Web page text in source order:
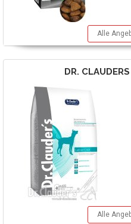
Alle
DR. CLAUDERS
Alle